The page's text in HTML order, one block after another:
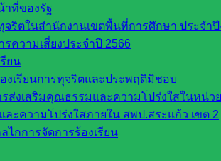
าที่ของรัฐ
จริตในสำนักงานเขตพื้นที่การศึกษา ประจำ
ความเสี่ยงประจำปี 2566
ยน
งเรียนการทุจริตและประพฤติมิชอบ
ส่งเสริมคุณธรรมและความโปร่งใสในหน่ว
ะความโปร่งใสภายใน สพป.สระแก้ว เขต 2
ไกการจัดการร้องเรียน
า
ศึกษา
าขั้นพื้น